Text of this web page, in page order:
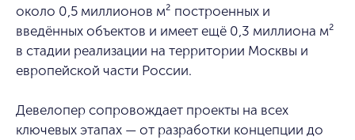
около 0,5 миллионов м² построенных и
введённых объектов и имеет ещё 0,3 миллиона м²
в стадии реализации на территории Москвы и
европейской части России.
Девелопер сопровождает проекты на всех
ключевых этапах — от разработки концепции до